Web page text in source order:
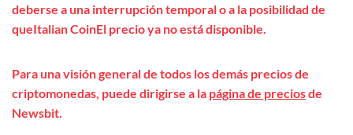
deberse a una interrupción temporal o a la posibilidad de
queItalian CoinEl precio ya no está disponible.
Para una visión general de todos los demás precios de
criptomonedas, puede dirigirse a la página de preciosde
Newsbit.